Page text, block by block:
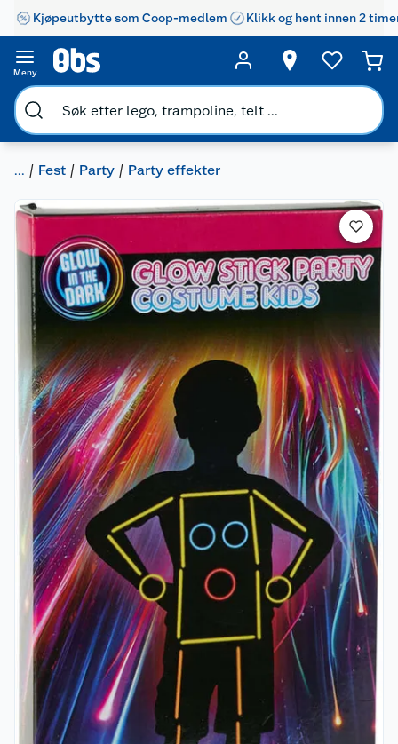
Kjøpeutbytte som Coop-medlem Klikk og hent innen 2
Meny
... Fest Party Party effekter